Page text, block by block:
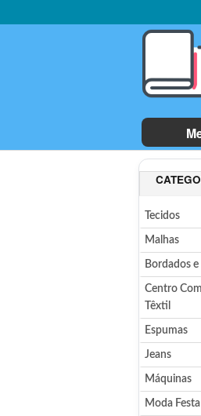
Tecidos
Malhas
Bordados e
Centro
Têxtil
Espumas
Jeans
Máquinas
Moda Festa